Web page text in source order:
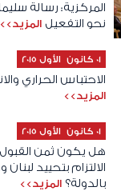
المركزية: رسالة
نحو التفعيل المزيد>>
01 كانون الأول 2015
الاحتباس الحراري
المزيد>>
01 كانون الأول 2015
هل يكون ثمن القبول
الالتزام بتحييد
بالدولة؟ المزيد>>